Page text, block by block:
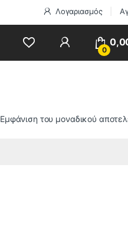
Λογαριασμός
0
Εμφάνιση του μοναδικού